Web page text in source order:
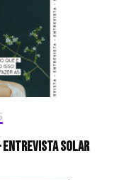
Entrevista Solar